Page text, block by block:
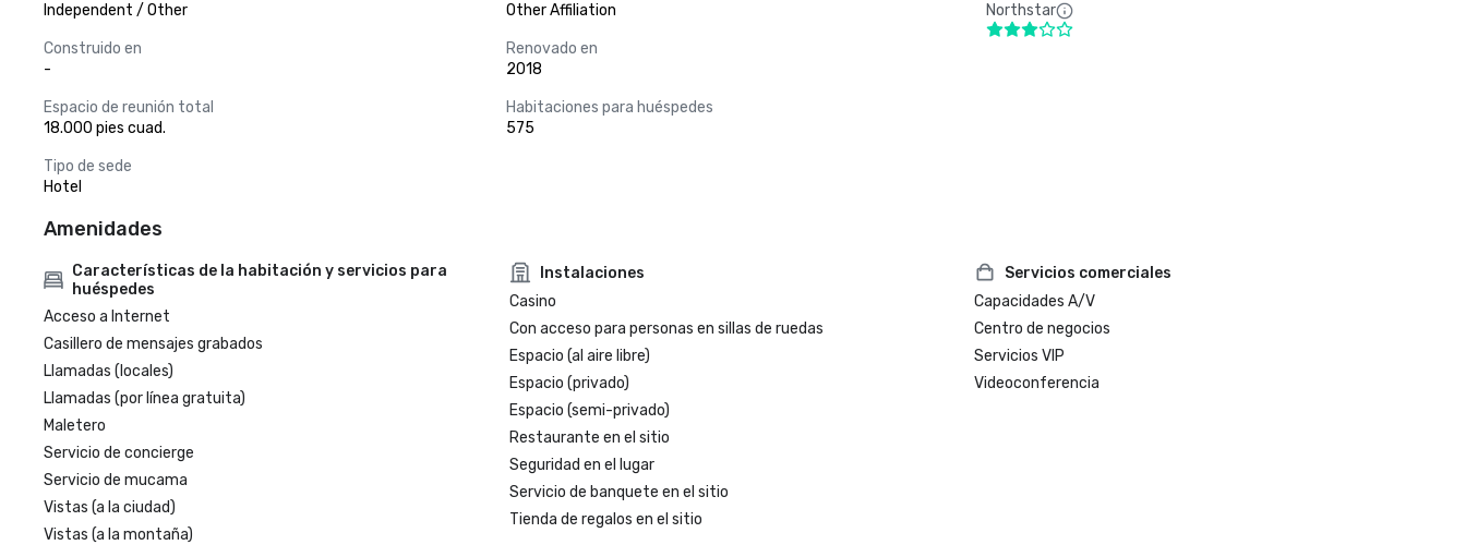
Independent / Other
Other Affiliation
Construido en
-
Renovado en
2018
Espacio de reunión total
18.000 pies cuad.
Habitaciones para huéspedes
575
Tipo de sede
Hotel
Northstar
Amenidades
Características de la habitación y servicios para
huéspedes
Acceso a Internet
Casillero de mensajes grabados
Llamadas (locales)
Llamadas (por línea gratuita)
Maletero
Servicio de concierge
Servicio de mucama
Vistas (a la ciudad)
Vistas (a la montaña)
Instalaciones
Casino
Con acceso para personas en sillas de ruedas
Espacio (al aire libre)
Espacio (privado)
Espacio (semi-privado)
Restaurante en el sitio
Seguridad en el lugar
Servicio de banquete en el sitio
Tienda de regalos en el sitio
Servicios comerciales
Capacidades A/V
Centro de negocios
Servicios VIP
Videoconferencia